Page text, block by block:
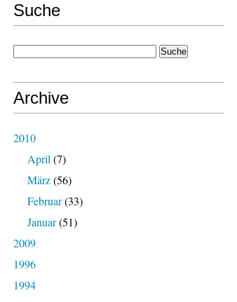
Suche
Archive
2010
April (7)
März(56)
Februar(33)
Januar(51)
2009
1996
1994